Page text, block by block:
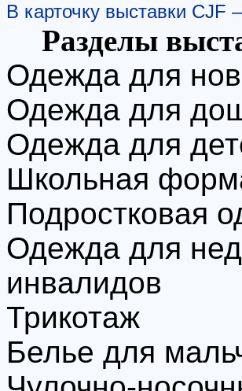
В карточку выставки
Разделы
Одежда для
Одежда для
Одежда для
Школьная
Подростковая
Одежда для
инвалидов
Трикотаж
Белье для